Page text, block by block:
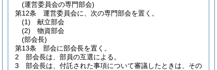
(運営委員会の専門部会)
第12条
運営委員会に、次の専門部会を置く。
(1)
献立部会
(2)
物資部会
(部会長)
第13条
部会に部会長を置く。
2
部会長は、部員の互選による。
3
部会長は、付託された事項について審議したときは、その